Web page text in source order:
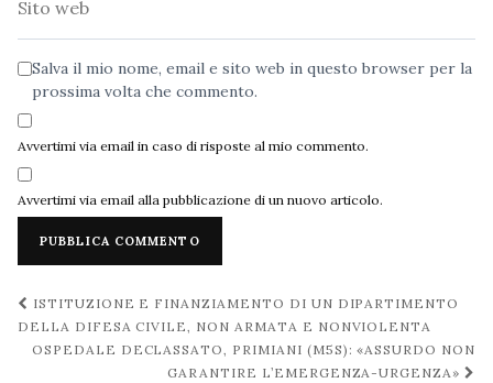
Salva il mio nome, email e sito web in questo browser per la
prossima volta che commento.
Avvertimi via email in caso di risposte al mio commento.
Avvertimi via email alla pubblicazione di un nuovo articolo.
Navigazione
post
ISTITUZIONE E FINANZIAMENTO DI UN DIPARTIMENTO
DELLA DIFESA CIVILE, NON ARMATA E NONVIOLENTA
OSPEDALE DECLASSATO, PRIMIANI (M5S): «ASSURDO NON
GARANTIRE L’EMERGENZA-URGENZA»